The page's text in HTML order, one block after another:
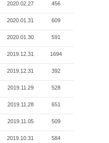
2020.02.27 456
2020.01.31 609
2020.01.30 591
2019.12.31 1694
2019.12.31 392
2019.11.29 528
2019.11.28 651
2019.11.05 509
2019.10.31 584